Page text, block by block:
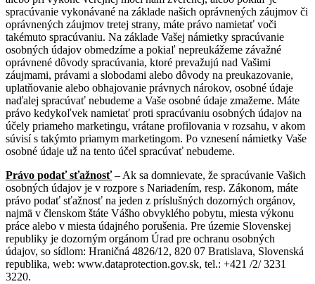
spracúvanie vykonávané na základe našich oprávnených záujmov či
oprávnených záujmov tretej strany, máte právo namietať voči
takémuto spracúvaniu. Na základe Vašej námietky spracúvanie
osobných údajov obmedzíme a pokiaľ nepreukážeme závažné
oprávnené dôvody spracúvania, ktoré prevažujú nad Vašimi
záujmami, právami a slobodami alebo dôvody na preukazovanie,
uplatňovanie alebo obhajovanie právnych nárokov, osobné údaje
naďalej spracúvať nebudeme a Vaše osobné údaje zmažeme. Máte
právo kedykoľvek namietať proti spracúvaniu osobných údajov na
účely priameho marketingu, vrátane profilovania v rozsahu, v akom
súvisí s takýmto priamym marketingom. Po vznesení námietky Vaše
osobné údaje už na tento účel spracúvať nebudeme.
Právo podať sťažnosť– Ak sa domnievate, že spracúvanie Vašich
osobných údajov je v rozpore s Nariadením, resp. Zákonom, máte
právo podať sťažnosť na jeden z príslušných dozorných orgánov,
najmä v členskom štáte Vášho obvyklého pobytu, miesta výkonu
práce alebo v miesta údajného porušenia. Pre územie Slovenskej
republiky je dozorným orgánom Úrad pre ochranu osobných
údajov, so sídlom: Hraničná 4826/12, 820 07 Bratislava, Slovenská
republika, web: www.dataprotection.gov.sk, tel.: +421 /2/ 3231
3220.